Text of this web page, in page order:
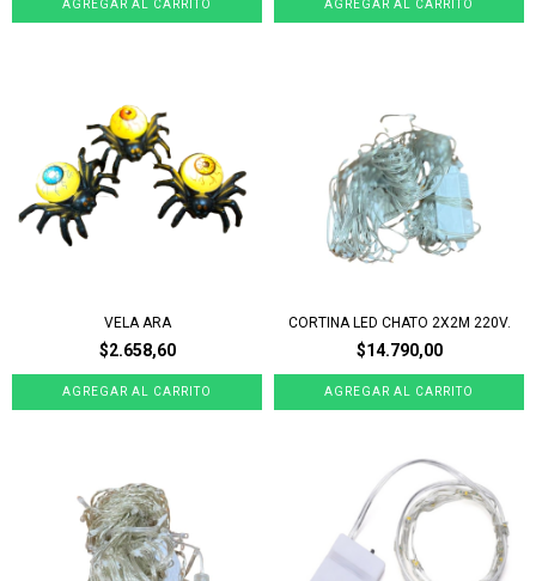
VELA ARA
$2.658,60
CORTINA LED CHATO 2X2M 220V.
$14.790,00